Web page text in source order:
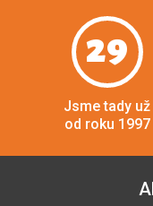
29
Jsme tady už
od roku 1997